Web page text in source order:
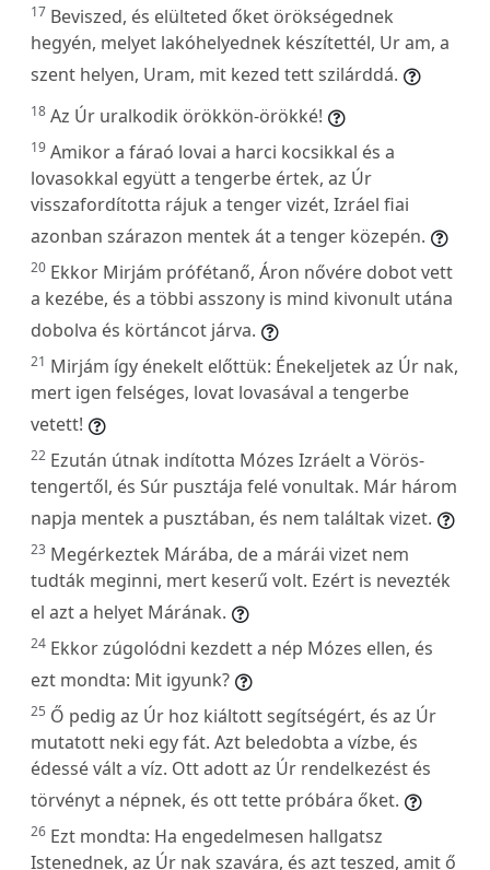
17 Beviszed, és elülteted őket örökségednek
hegyén, melyet lakóhelyednek készítettél, Ur am, a
szent helyen, Uram, mit kezed tett szilárddá.
18 Az Úr uralkodik örökkön-örökké!
19 Amikor a fáraó lovai a harci kocsikkal és a
lovasokkal együtt a tengerbe értek, az Úr
visszafordította rájuk a tenger vizét, Izráel fiai
azonban szárazon mentek át a tenger közepén.
20 Ekkor Mirjám prófétanő, Áron nővére dobot vett
a kezébe, és a többi asszony is mind kivonult utána
dobolva és körtáncot járva.
21 Mirjám így énekelt előttük: Énekeljetek az Úr nak,
mert igen felséges, lovat lovasával a tengerbe
vetett!
22 Ezután útnak indította Mózes Izráelt a Vörös-
tengertől, és Súr pusztája felé vonultak. Már három
napja mentek a pusztában, és nem találtak vizet.
23 Megérkeztek Márába, de a márái vizet nem
tudták meginni, mert keserű volt. Ezért is nevezték
el azt a helyet Márának.
24 Ekkor zúgolódni kezdett a nép Mózes ellen, és
ezt mondta: Mit igyunk?
25 Ő pedig az Úr hoz kiáltott segítségért, és az Úr
mutatott neki egy fát. Azt beledobta a vízbe, és
édessé vált a víz. Ott adott az Úr rendelkezést és
törvényt a népnek, és ott tette próbára őket.
26 Ezt mondta: Ha engedelmesen hallgatsz
Istenednek, az Úr nak szavára, és azt teszed, amit ő